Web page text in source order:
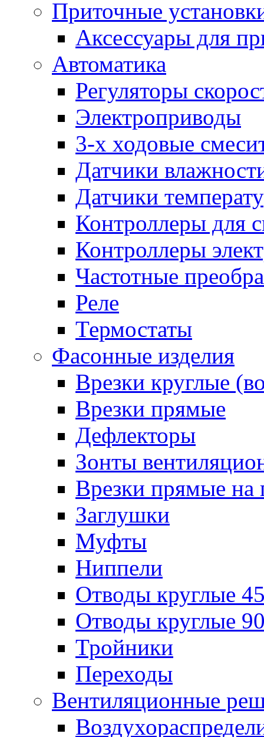
Приточные
Аксессуары для
Автоматика
Регуляторы
Электроприводы
3-х ходовые
Датчики
Датчики
Контроллеры для
Контроллеры
Частотные
Реле
Термостаты
Фасонные изделия
Врезки круглые
Врезки прямые
Дефлекторы
Зонты
Врезки прямые на
Заглушки
Муфты
Ниппели
Отводы круглые
Отводы круглые
Тройники
Переходы
Вентиляционные